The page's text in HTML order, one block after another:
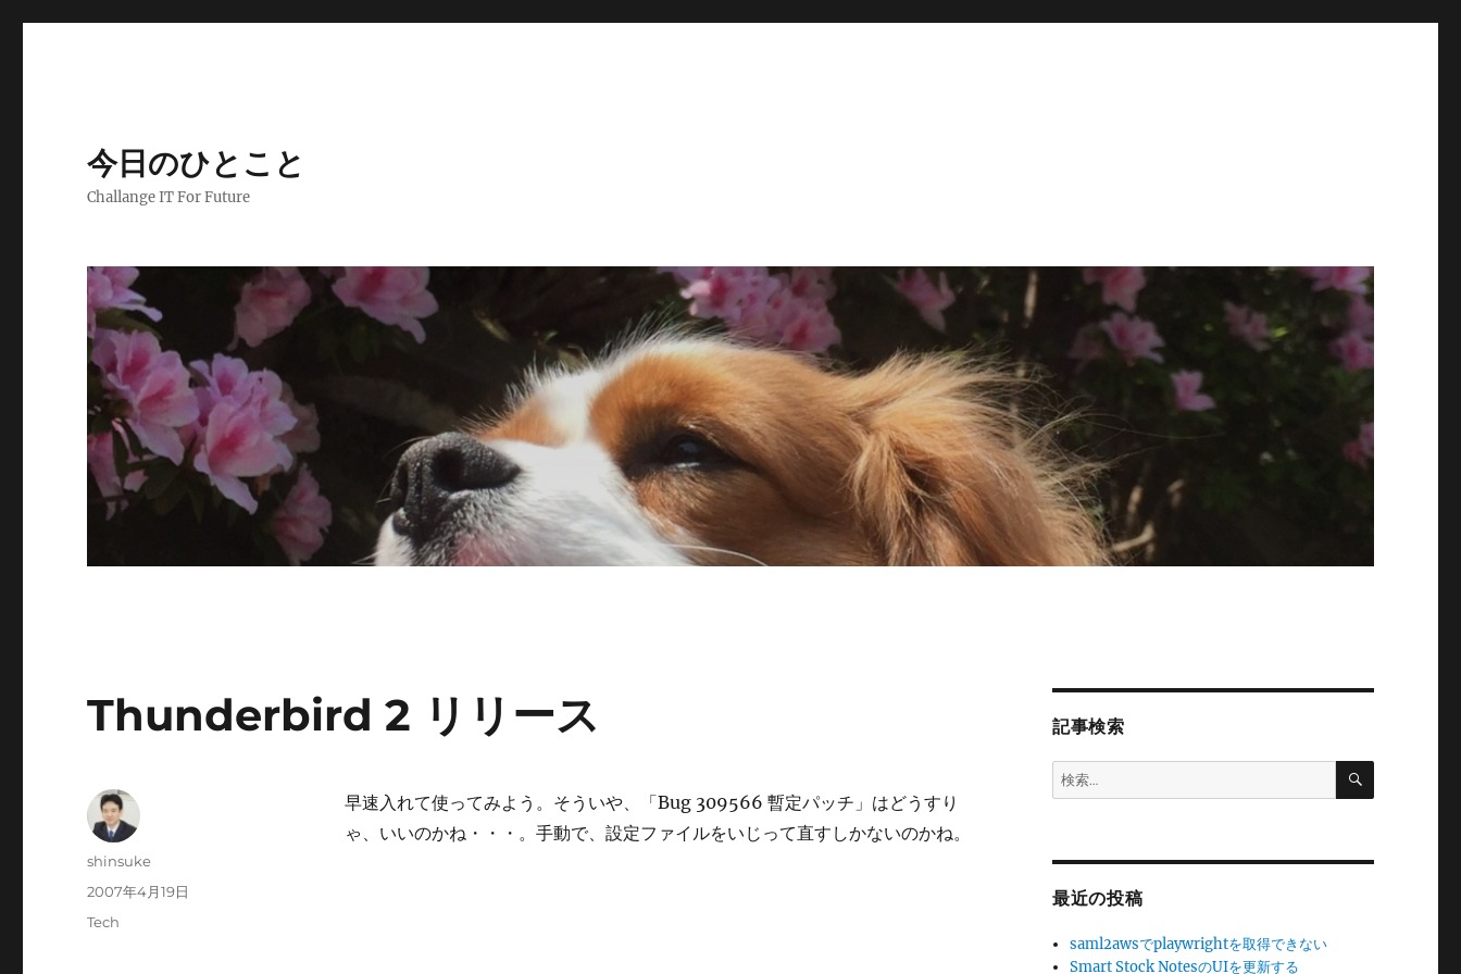
今日のひとこと
Challange IT For Future
Thunderbird 2 リリース
早速入れて使ってみよう。そういや、「Bug 309566 暫定パッチ」はどうすり
ゃ、いいのかね・・・。手動で、設定ファイルをいじって直すしかないのかね。
投
shinsuke
投
2007年4月19日
カ
Tech
記事検索
検
索:
検
最近の投稿
saml2awsでplaywrightを取得できない
Smart Stock NotesのUIを更新する